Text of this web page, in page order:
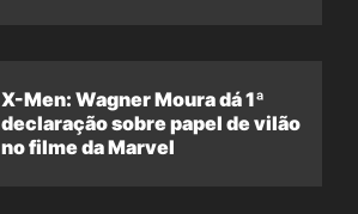
X-Men: Wagner Moura dá 1ª
declaração sobre papel de vilão
no filme da Marvel